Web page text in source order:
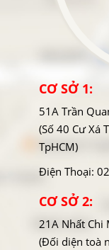
CƠ SỞ 1:
51A Trần
(Số 40 Cư Xá
TpHCM)
Điện Thoại:
CƠ SỞ 2:
21A Nhất Chi
(Đối diện toà